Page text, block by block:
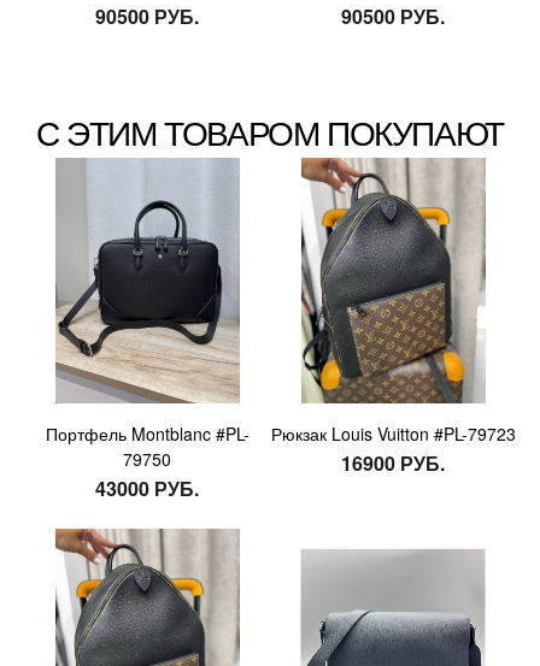
90500 РУБ. 90500 РУБ.
С ЭТИМ ТОВАРОМ ПОКУПАЮТ
Портфель Montblanc #PL-
79750
43000 РУБ.
Рюкзак Louis Vuitton #PL-79723
16900 РУБ.